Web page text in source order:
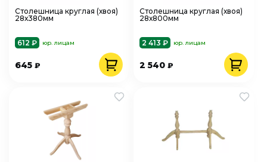
Столешница круглая (хвоя)
28х380мм
612 ₽ юр. лицам
645 ₽
Столешница круглая (хвоя)
28х800мм
2 413 ₽ юр. лицам
2 540₽